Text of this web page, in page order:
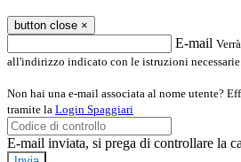
button close ×
E-mail
all'indirizzo indicato con le istruzioni
Non hai una e-mail associata al nome utente?
tramite la Login Spaggiari
E-mail inviata, si prega di controllare la